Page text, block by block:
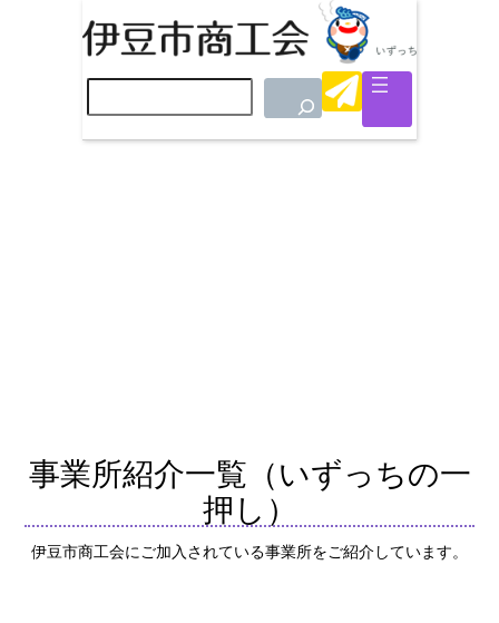
検
事業所紹介一覧（いずっちの一
押し）
伊豆市商工会にご加入されている事業所をご紹介しています。